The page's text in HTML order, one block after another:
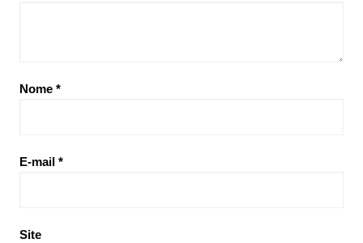
Nome *
E-mail *
Site